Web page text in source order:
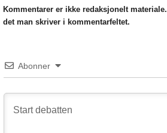
Kommentarer er ikke redaksjonelt
det man skriver i kommentarfeltet.
Abonner